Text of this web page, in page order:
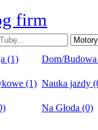
firm
(1) Dom/
(1) Nauka jazdy
Na Głoda (0)